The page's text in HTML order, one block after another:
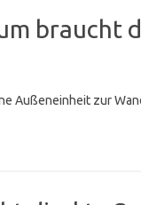
braucht
Außeneinheit zur